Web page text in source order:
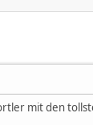
mit den